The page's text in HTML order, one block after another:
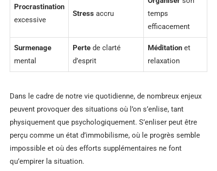
Procrastination
excessive
Stress accru
temps
efficacement
Surmenage
mental
Perte de clarté
d’esprit
Méditation et
relaxation
Dans le cadre de notre vie quotidienne, de nombreux enjeux
peuvent provoquer des situations où l’on s’enlise, tant
physiquement que psychologiquement. S’enliser peut être
perçu comme un état d’immobilisme, où le progrès semble
impossible et où des efforts supplémentaires ne font
qu’empirer la situation.